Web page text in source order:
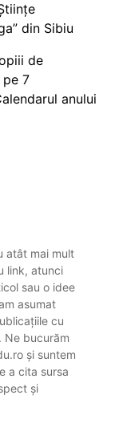
din Sibiu
de
7
anului
atât mai mult
link, atunci
sau o idee
asumat
cu
Ne bucurăm
și suntem
a cita sursa
și